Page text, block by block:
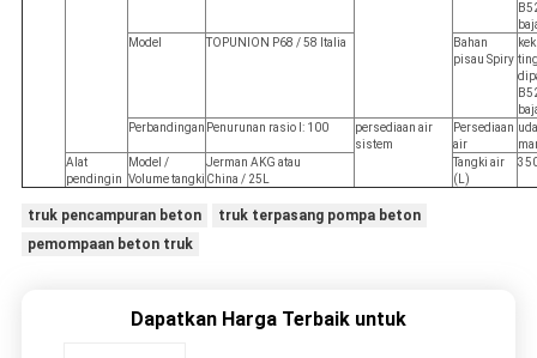
Model
TOPUNION P68 / 58 Italia
Bahan
pisau Spiry
Perbandingan Penurunan rasio I: 100
persediaan air
sistem
Persediaan
air
Alat
pendingin
Model /
Volume tangki
Jerman AKG atau
China / 25L
Tangki air
(L)
truk pencampuran beton
truk terpasang pompa beton
pemompaan beton truk
Dapatkan Harga Terbaik untuk